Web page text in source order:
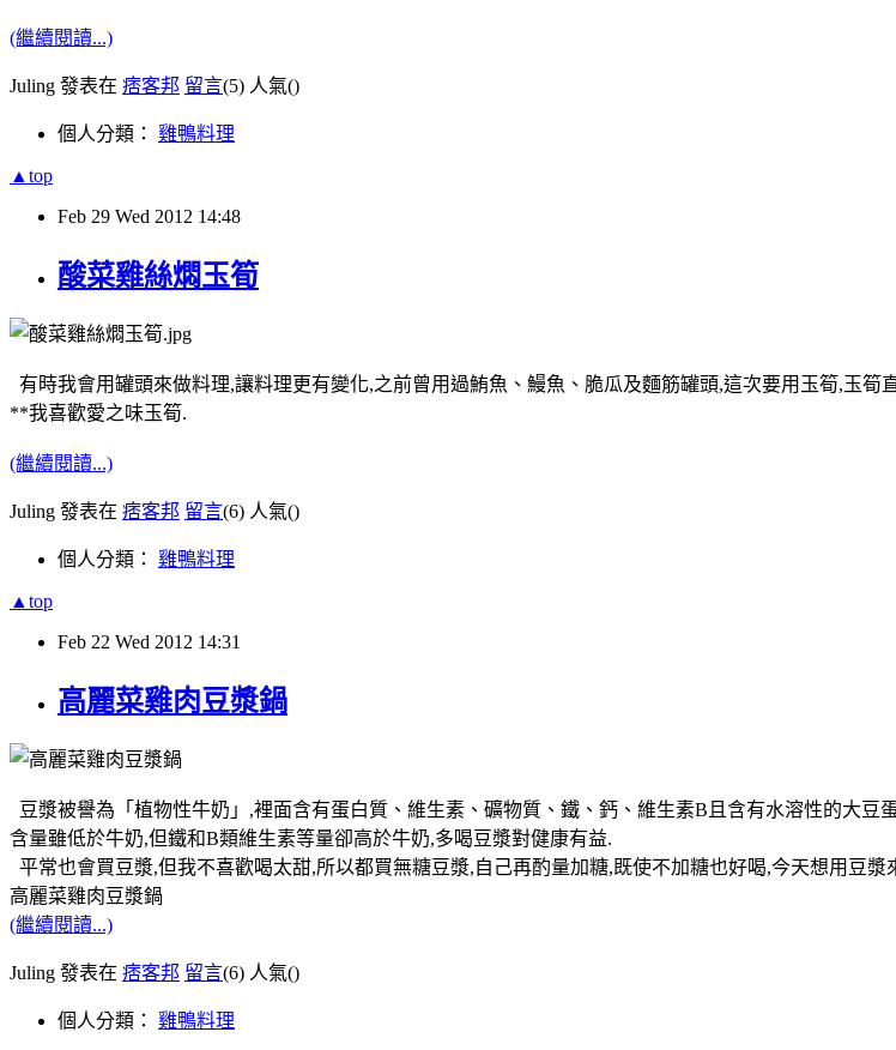
(繼續閱讀...)
Juling 發表在 痞客邦 留言(5) 人氣()
個人分類： 雞鴨料理
▲top
Feb 29 Wed 2012 14:48
酸菜雞絲燜玉筍
有時我會用罐頭來做料理,讓料理更有變化,之前曾用過鮪魚、鰻魚、脆瓜及麵筋罐頭,這次要用玉筍,玉
**我喜歡愛之味玉筍.
(繼續閱讀...)
Juling 發表在 痞客邦 留言(6) 人氣()
個人分類： 雞鴨料理
▲top
Feb 22 Wed 2012 14:31
高麗菜雞肉豆漿鍋
豆漿被譽為「植物性牛奶」,裡面含有蛋白質、維生素、礦物質、鐵、鈣、維生素B且含有水溶性的大
含量雖低於牛奶,但鐵和B類維生素等量卻高於牛奶,多喝豆漿對健康有益.
平常也會買豆漿,但我不喜歡喝太甜,所以都買無糖豆漿,自己再酌量加糖,既使不加糖也好喝,今天想用豆
高麗菜雞肉豆漿鍋
(繼續閱讀...)
Juling 發表在 痞客邦 留言(6) 人氣()
個人分類： 雞鴨料理